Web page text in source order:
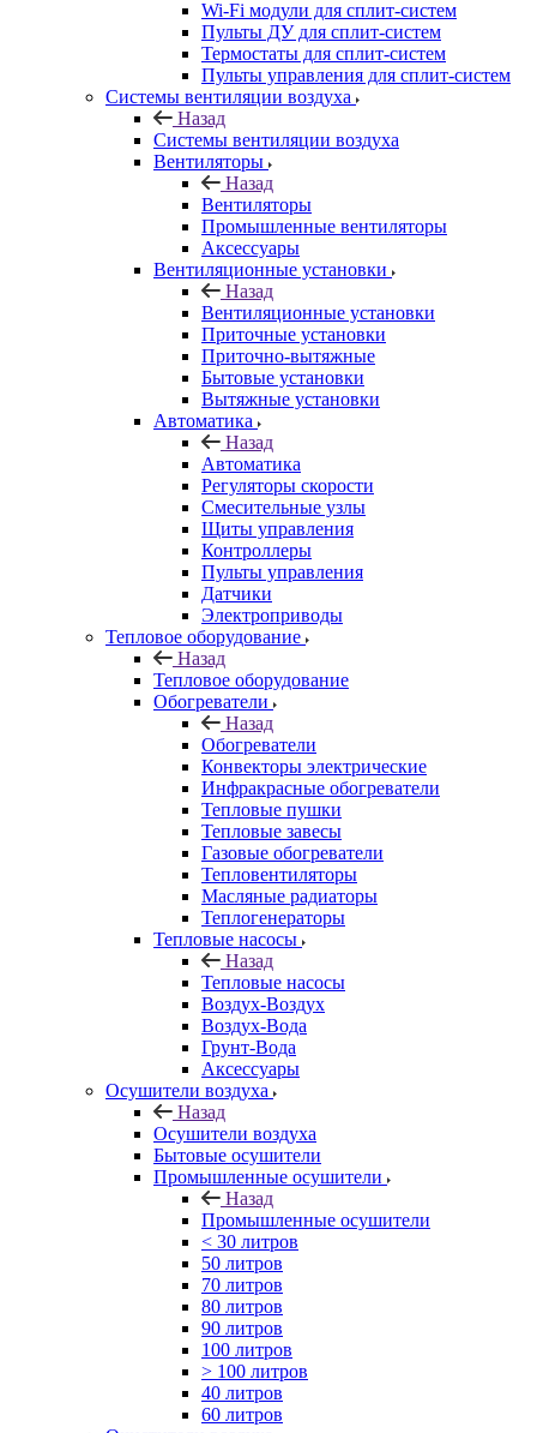
Wi-Fi модули для сплит-систем
Пульты ДУ для сплит-систем
Термостаты для сплит-систем
Пульты управления для сплит-систем
Системы вентиляции воздуха
Назад
Системы вентиляции воздуха
Вентиляторы
Назад
Вентиляторы
Промышленные вентиляторы
Аксессуары
Вентиляционные установки
Назад
Вентиляционные установки
Приточные установки
Приточно-вытяжные
Бытовые установки
Вытяжные установки
Автоматика
Назад
Автоматика
Регуляторы скорости
Смесительные узлы
Щиты управления
Контроллеры
Пульты управления
Датчики
Электроприводы
Тепловое оборудование
Назад
Тепловое оборудование
Обогреватели
Назад
Обогреватели
Конвекторы электрические
Инфракрасные обогреватели
Тепловые пушки
Тепловые завесы
Газовые обогреватели
Тепловентиляторы
Масляные радиаторы
Теплогенераторы
Тепловые насосы
Назад
Тепловые насосы
Воздух-Воздух
Воздух-Вода
Грунт-Вода
Аксессуары
Осушители воздуха
Назад
Осушители воздуха
Бытовые осушители
Промышленные осушители
Назад
Промышленные осушители
< 30 литров
50 литров
70 литров
80 литров
90 литров
100 литров
> 100 литров
40 литров
60 литров